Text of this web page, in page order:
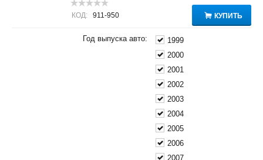
КОД: 911-950 КУПИТЬ
Год выпуска авто:
1999
2000
2001
2002
2003
2004
2005
2006
2007